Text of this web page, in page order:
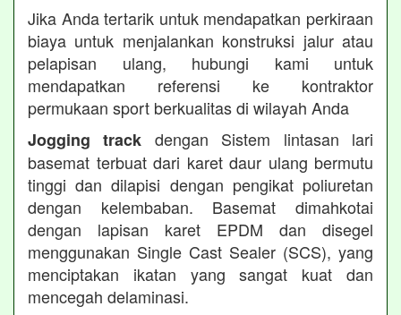
Jika Anda tertarik untuk mendapatkan perkiraan
biaya untuk menjalankan konstruksi jalur atau
pelapisan ulang, hubungi kami untuk
mendapatkan referensi ke kontraktor
permukaan sport berkualitas di wilayah Anda
Jogging track dengan Sistem lintasan lari
basemat terbuat dari karet daur ulang bermutu
tinggi dan dilapisi dengan pengikat poliuretan
dengan kelembaban. Basemat dimahkotai
dengan lapisan karet EPDM dan disegel
menggunakan Single Cast Sealer (SCS), yang
menciptakan ikatan yang sangat kuat dan
mencegah delaminasi.